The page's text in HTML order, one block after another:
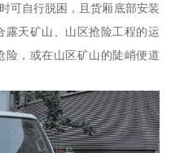
可自行脱困，且货厢底部安装
露天矿山、山区抢险工程的运
险，或在山区矿山的陡峭便道